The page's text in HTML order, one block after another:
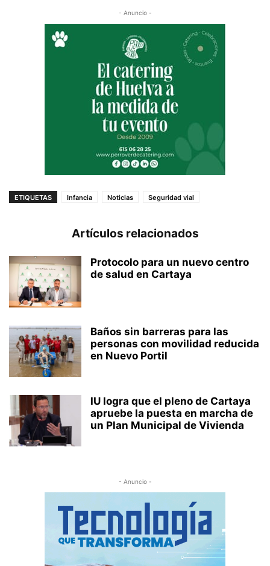
- Anuncio -
ETIQUETAS Infancia Noticias Seguridad vial
Artículos relacionados
Protocolo para un nuevo centro
de salud en Cartaya
Baños sin barreras para las
personas con movilidad reducida
en Nuevo Portil
IU logra que el pleno de Cartaya
apruebe la puesta en marcha de
un Plan Municipal de Vivienda
- Anuncio -